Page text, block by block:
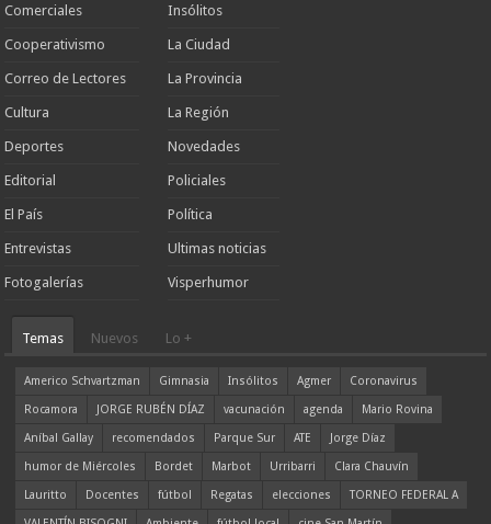
Comerciales
Cooperativismo
Correo de Lectores
Cultura
Deportes
Editorial
El País
Entrevistas
Fotogalerías
Insólitos
La Ciudad
La Provincia
La Región
Novedades
Policiales
Política
Ultimas noticias
Visperhumor
Temas Nuevos Lo +
Americo Schvartzman Gimnasia Insólitos Agmer
Coronavirus
Rocamora
JORGE RUBÉN DÍAZ vacunación agenda
Mario Rovina
Aníbal Gallay
recomendados Parque Sur ATE
Jorge Díaz
humor de Miércoles
Bordet Marbot Urribarri
Clara Chauvín
Lauritto
Docentes fútbol Regatas elecciones
TORNEO FEDERAL A